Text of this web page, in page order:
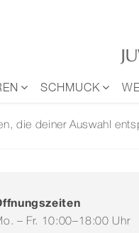
SCHMUCK
die deiner Auswahl
– Fr. 10:00–18:00 Uhr